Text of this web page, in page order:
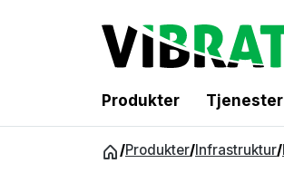
Produkter Tjenester
/Produkter/ Infrastruktur/